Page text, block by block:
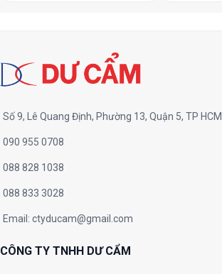
Số 9, Lê Quang Định, Phường 13, Quận 5, TP HCM
090 955 0708
088 828 1038
088 833 3028
Email: ctyducam@gmail.com
CÔNG TY TNHH DƯ CẨM